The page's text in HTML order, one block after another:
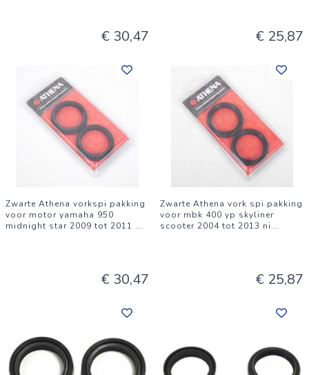
€ 30,47 € 25,87
Zwarte Athena vorkspi pakking
voor motor yamaha 950
midnight star 2009 tot 2011 ...
€ 30,47
Zwarte Athena vork spi pakking
voor mbk 400 yp skyliner
scooter 2004 tot 2013 ni...
€ 25,87